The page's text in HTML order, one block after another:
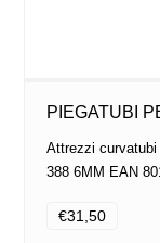
PIEGATUBI
Attrezzi
388 6MM EAN
€31,50